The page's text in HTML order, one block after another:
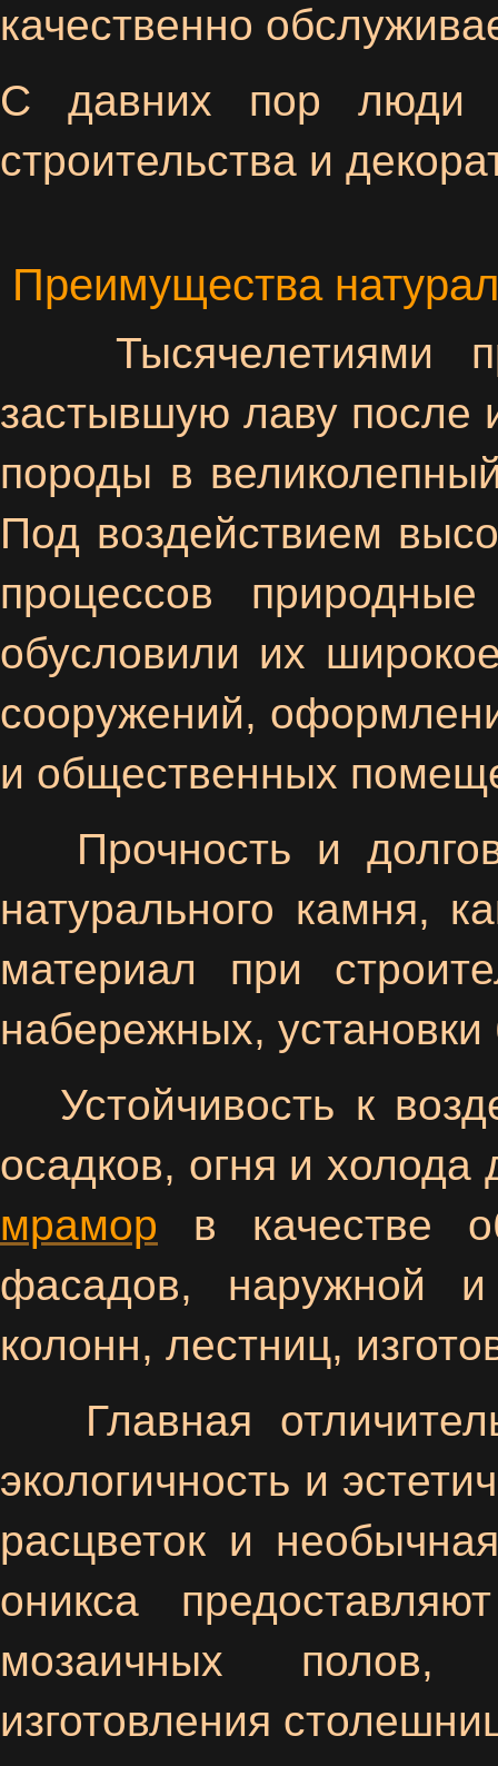
качественно
С давних пор люди
строительства и
Преимущества
Тысячелетиями
застывшую лаву после
породы в
Под воздействием
процессов
обусловили их
сооружений,
и общественных
Прочность и
натурального камня,
материал при
набережных,
Устойчивость к
осадков, огня и
мрамор в качестве
фасадов, наружной и
колонн, лестниц,
Главная
экологичность и
расцветок и
оникса
мозаичных полов,
изготовления